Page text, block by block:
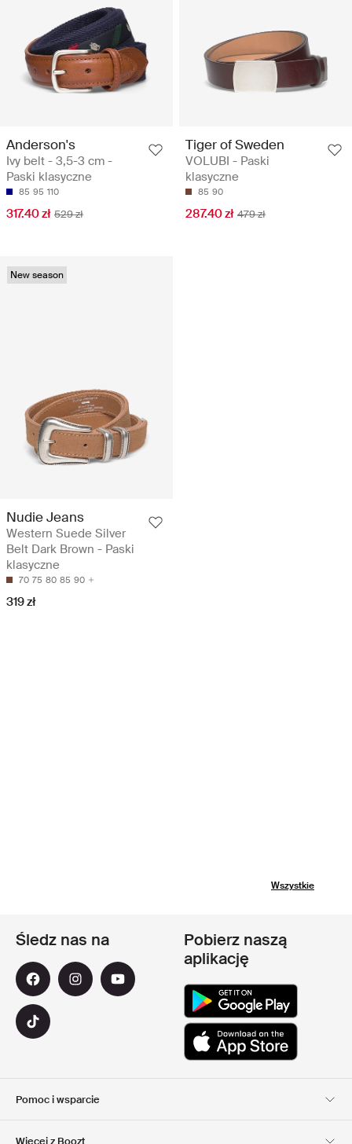
Anderson's
Ivy belt - 3,5-3 cm -
Paski klasyczne
85 95 110
317.40 zł 529 zł
Tiger of Sweden
VOLUBI - Paski
klasyczne
85 90
287.40 zł 479 zł
New season
Nudie Jeans
Western Suede Silver
Belt Dark Brown - Paski
klasyczne
70 75 80 85 90
319 zł
Wszystkie
Pomoc i wsparcie
Śledz nas na
Pobierz naszą
aplikację